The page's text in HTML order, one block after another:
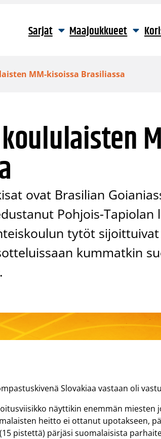
Sarjat Maajoukkueet
MM-kisoissa Brasiliassa
ovat Brasilian
Pohjois-
tytöt
kummatkin
Slovakiaa vastaan oli
näyttikin enemmän miesten
heitto ei ottanut upotakseen,
pistettä) pärjäsi suomalaisista